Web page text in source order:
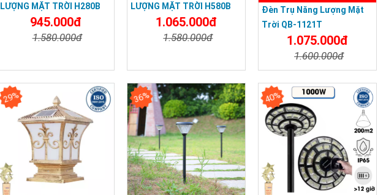
LƯỢNG MẶT TRỜI H280B
945.000đ
1.580.000đ
LƯỢNG MẶT TRỜI H580B
1.065.000đ
1.580.000đ
Đèn Trụ Năng Lượng Mặt
Trời QB-1121T
1.075.000đ
1.600.000đ
29% 36% 40%